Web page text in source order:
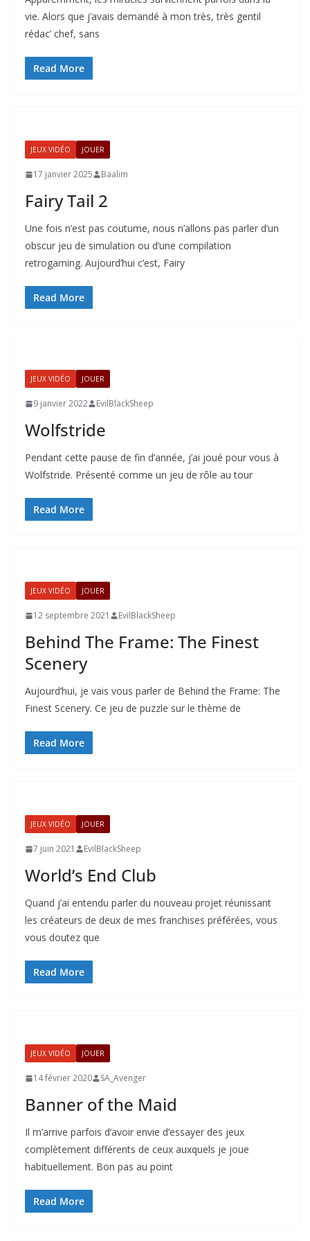
vie. Alors que j’avais demandé à mon très, très gentil
rédac’ chef, sans
Read More
JEUX VIDÉO JOUER
17 janvier 2025 Baalim
Fairy Tail 2
Une fois n’est pas coutume, nous n’allons pas parler d’un
obscur jeu de simulation ou d’une compilation
retrogaming. Aujourd’hui c’est, Fairy
Read More
JEUX VIDÉO JOUER
9 janvier 2022 EvilBlackSheep
Wolfstride
Pendant cette pause de fin d’année, j’ai joué pour vous à
Wolfstride. Présenté comme un jeu de rôle au tour
Read More
JEUX VIDÉO JOUER
12 septembre 2021 EvilBlackSheep
Behind The Frame: The Finest
Scenery
Aujourd’hui, je vais vous parler de Behind the Frame: The
Finest Scenery. Ce jeu de puzzle sur le thème de
Read More
JEUX VIDÉO JOUER
7 juin 2021 EvilBlackSheep
World’s End Club
Quand j’ai entendu parler du nouveau projet réunissant
les créateurs de deux de mes franchises préférées, vous
vous doutez que
Read More
JEUX VIDÉO JOUER
14 février 2020 SA_Avenger
Banner of the Maid
Il m’arrive parfois d’avoir envie d’essayer des jeux
complètement différents de ceux auxquels je joue
habituellement. Bon pas au point
Read More